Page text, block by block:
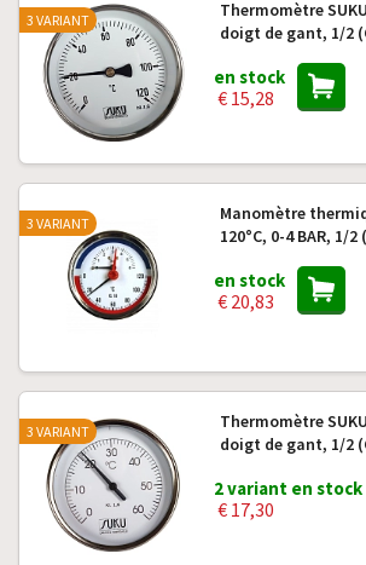
Thermomètre
doigt de gant, 1/2
en stock
€ 15,28
3 VARIANT
Manomètre
120°C, 0-4 BAR, 1/2
en stock
€ 20,83
3 VARIANT
Thermomètre
doigt de gant, 1/2
2 variant en stock
€ 17,30
3 VARIANT